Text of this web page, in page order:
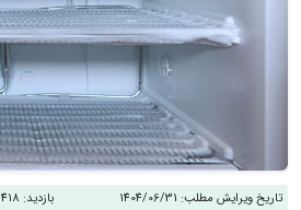
تاریخ ویرایش مطلب: 1404/06/31 بازدید: 418 نفر